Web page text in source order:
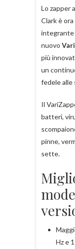
Lo zapper
Clark è
integrante
nuovo
più
un
fedele alle
Il
batteri,
pinne,
sette.
Hz e